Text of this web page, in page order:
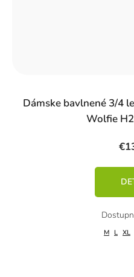
Dámske bavlnené 3/4
Wolfie
M L XL